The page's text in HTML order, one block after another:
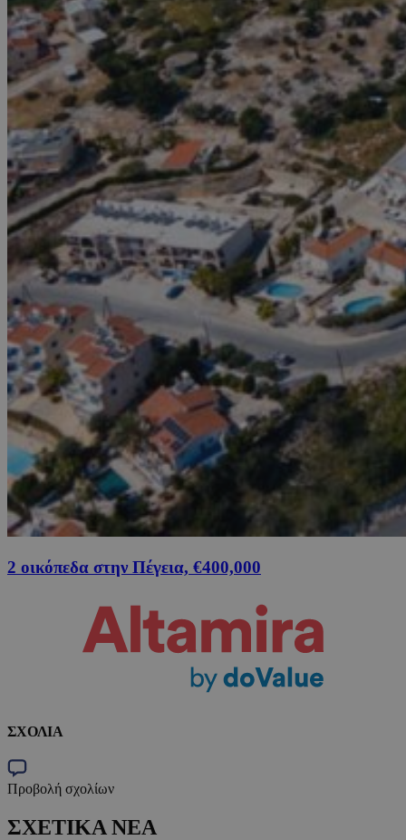
2 οικόπεδα στην Πέγεια, €400,000
ΣΧΟΛΙΑ
Προβολή σχολίων
ΣΧΕΤΙΚΑ ΝΕΑ